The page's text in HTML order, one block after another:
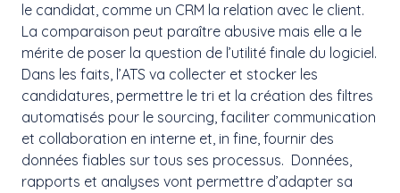
le candidat, comme un CRM la relation avec le client.
La comparaison peut paraître abusive mais elle a le
mérite de poser la question de l’utilité finale du logiciel.
Dans les faits, l’ATS va collecter et stocker les
candidatures, permettre le tri et la création des filtres
automatisés pour le sourcing, faciliter communication
et collaboration en interne et, in fine, fournir des
données fiables sur tous ses processus. Données,
rapports et analyses vont permettre d’adapter sa